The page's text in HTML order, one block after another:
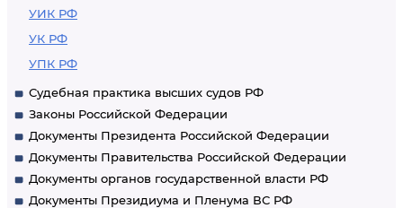
УИК РФ
УК РФ
УПК РФ
Судебная практика высших судов РФ
Законы Российской Федерации
Документы Президента Российской Федерации
Документы Правительства Российской Федерации
Документы органов государственной власти РФ
Документы Президиума и Пленума ВС РФ